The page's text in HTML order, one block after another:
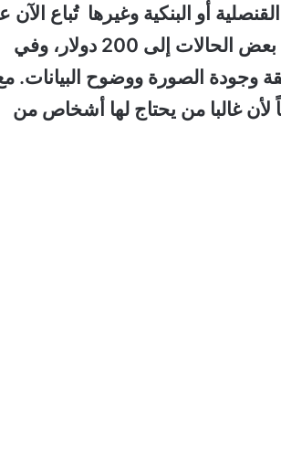
أو البنكية وغيرها تُباع الآن
مواقع غير قانونية بأسعار تبدأ من 10 دولارات فقط، وقد تصل في بعض الحالات إلى 200 دولار، وفي
الوثيقة وجودة الصورة ووضوح البيانات.
غالبا من يحتاج لها أشخاص من